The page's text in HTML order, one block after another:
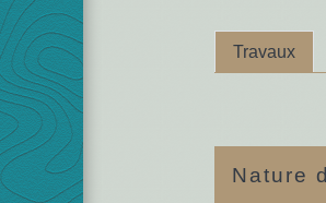
Travaux
Nature